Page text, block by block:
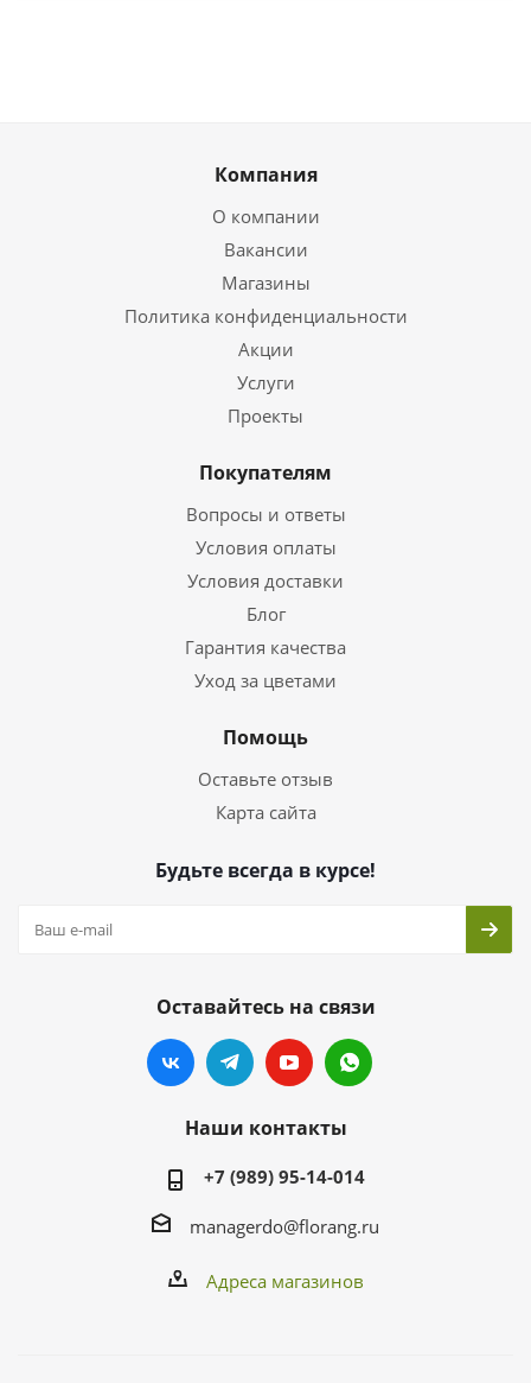
Компания
О компании
Вакансии
Магазины
Политика конфиденциальности
Акции
Услуги
Проекты
Покупателям
Вопросы и ответы
Условия оплаты
Условия доставки
Блог
Гарантия качества
Уход за цветами
Помощь
Оставьте отзыв
Карта сайта
Будьте всегда в курсе!
Оставайтесь на связи
Наши контакты
+7 (989) 95-14-014
managerdo@florang.ru
Адреса магазинов